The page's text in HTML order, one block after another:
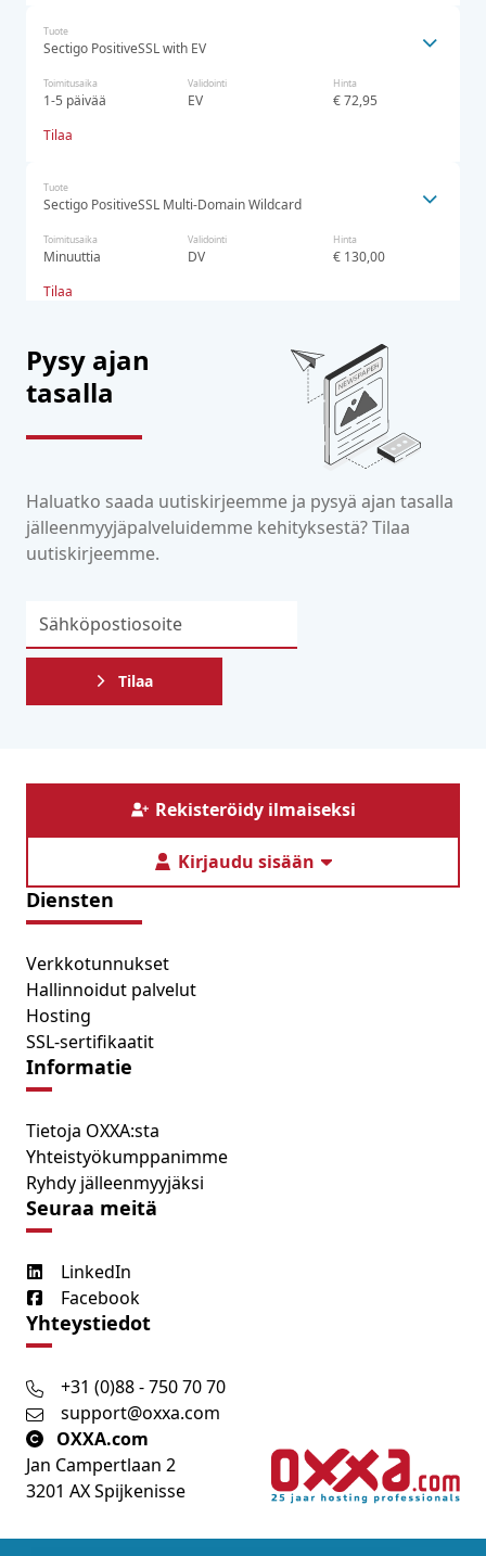
Tuote
Sectigo PositiveSSL with EV
Toimitusaika
1-5 päivää
Validointi
EV
Hinta
€ 72,95
Tilaa
Tuote
Sectigo PositiveSSL Multi-Domain Wildcard
Toimitusaika
Minuuttia
Validointi
DV
Hinta
€ 130,00
Tilaa
Pysy ajan
tasalla
Haluatko saada uutiskirjeemme ja pysyä ajan tasalla
jälleenmyyjäpalveluidemme kehityksestä? Tilaa
uutiskirjeemme.
Tilaa
Rekisteröidy ilmaiseksi
Kirjaudu sisään
Diensten
Verkkotunnukset
Hallinnoidut palvelut
Hosting
SSL-sertifikaatit
Informatie
Tietoja OXXA:sta
Yhteistyökumppanimme
Ryhdy jälleenmyyjäksi
Seuraa meitä
LinkedIn
Facebook
Yhteystiedot
+31 (0)88 - 750 70 70
support@oxxa.com
OXXA.com
Jan Campertlaan 2
3201 AX Spijkenisse